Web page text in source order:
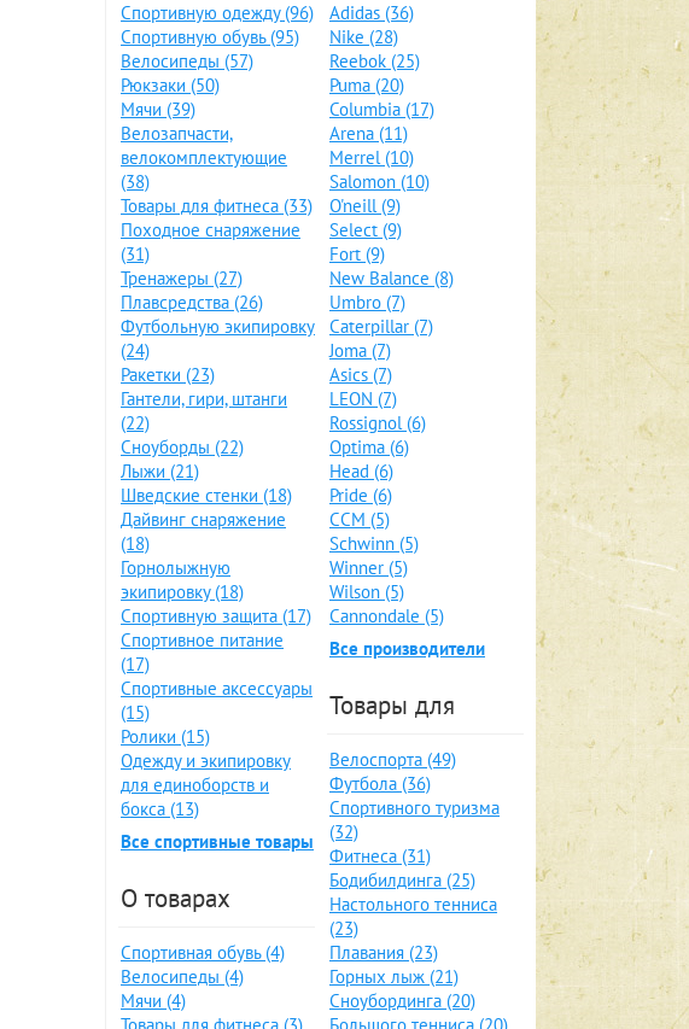
Спортивную одежду (96)
Спортивную обувь (95)
Велосипеды (57)
Рюкзаки (50)
Мячи (39)
Велозапчасти,
велокомплектующие
(38)
Товары для фитнеса (33)
Походное снаряжение
(31)
Тренажеры (27)
Плавсредства (26)
Футбольную экипировку
(24)
Ракетки (23)
Гантели, гири, штанги
(22)
Сноуборды (22)
Лыжи (21)
Шведские стенки (18)
Дайвинг снаряжение
(18)
Горнолыжную
экипировку (18)
Спортивную защита (17)
Спортивное питание
(17)
Спортивные аксессуары
(15)
Ролики (15)
Одежду и экипировку
для единоборств и
бокса (13)
Все спортивные товары
О товарах
Спортивная обувь (4)
Велосипеды (4)
Мячи (4)
Adidas (36)
Nike (28)
Reebok (25)
Puma (20)
Columbia (17)
Arena (11)
Merrel (10)
Salomon (10)
O'neill (9)
Select (9)
Fort (9)
New Balance (8)
Umbro (7)
Caterpillar (7)
Joma (7)
Asics (7)
LEON (7)
Rossignol (6)
Optima (6)
Head (6)
Pride (6)
CCM (5)
Schwinn (5)
Winner (5)
Wilson (5)
Cannondale (5)
Все производители
Товары для
Велоспорта (49)
Футбола (36)
Спортивного туризма
(32)
Фитнеса (31)
Бодибилдинга (25)
Настольного тенниса
(23)
Плавания (23)
Горных лыж (21)
Сноубординга (20)